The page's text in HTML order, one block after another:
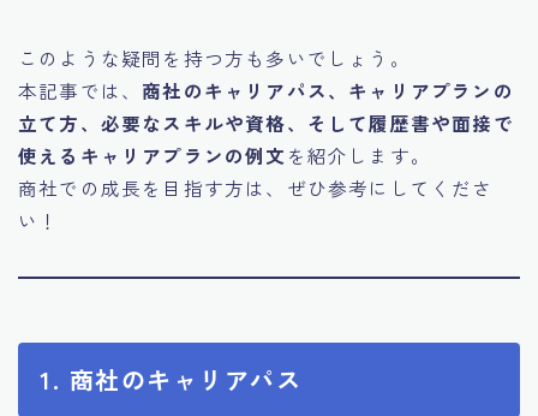
このような疑問を持つ方も多いでしょう。
本記事では、 商社のキャリアパス、キャリアプランの
立て方、必要なスキルや資格、そして履歴書や面接で
使えるキャリアプランの例文 を紹介します。
商社での成長を目指す方は、ぜひ参考にしてくださ
い！
1. 商社のキャリアパス